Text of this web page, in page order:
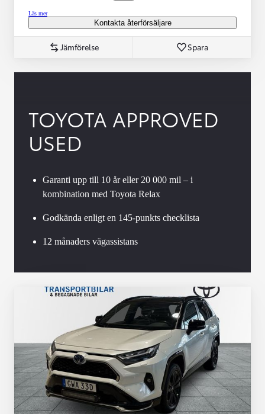
Läs mer
Kontakta återförsäljare
Jämförelse Spara
TOYOTA APPROVED
USED
Garanti upp till 10 år eller 20 000 mil – i
kombination med Toyota Relax
Godkända enligt en 145-punkts checklista
12 månaders vägassistans